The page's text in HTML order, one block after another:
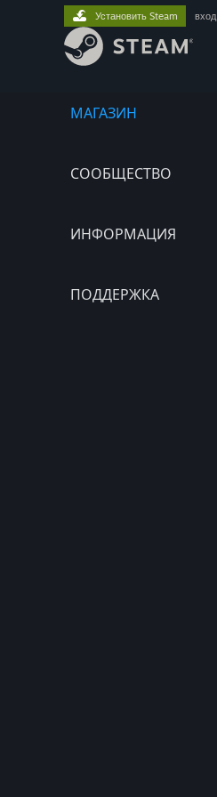
МАГАЗИН
СООБЩЕСТВО
ИНФОРМАЦИЯ
ПОДДЕРЖКА
Установить Steam вход